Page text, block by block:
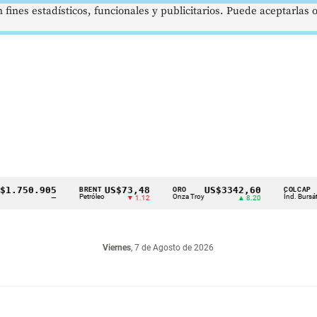
BRENT
Petróleo
US$73,48
▼ 1.12 Onza Troy
US$3342,60
▲ 8.20
COLCAP
Índ. Bursátil
Viernes, 7 de Agosto de 2026
estadísticos, funcionales y publicitarios. Puede aceptarlas